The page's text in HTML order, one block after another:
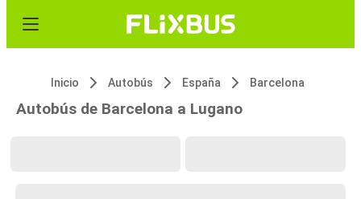
Inicio Autobús España Barcelona
Autobús de Barcelona a Lugano